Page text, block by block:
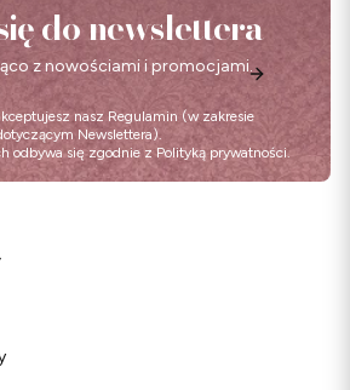
do newslettera
z nowościami i promocjami.
nasz Regulamin (w zakresie
Newslettera).
odbywa się zgodnie z Polityką prywatności.